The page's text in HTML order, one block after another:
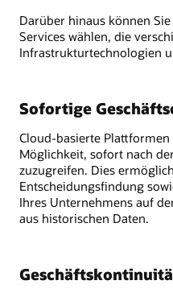
Darüber hinaus können
Services wählen, die
Infrastrukturtechnologien
Sofortige
Cloud-basierte
Möglichkeit, sofort nach
zuzugreifen. Dies
Entscheidungsfindung
Ihres Unternehmens auf
aus historischen Daten.